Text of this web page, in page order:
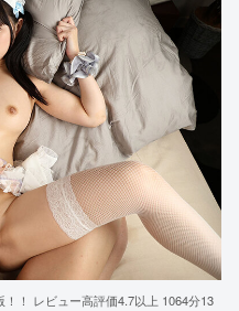
！！ レビュー高評価4.7以上 1064分13